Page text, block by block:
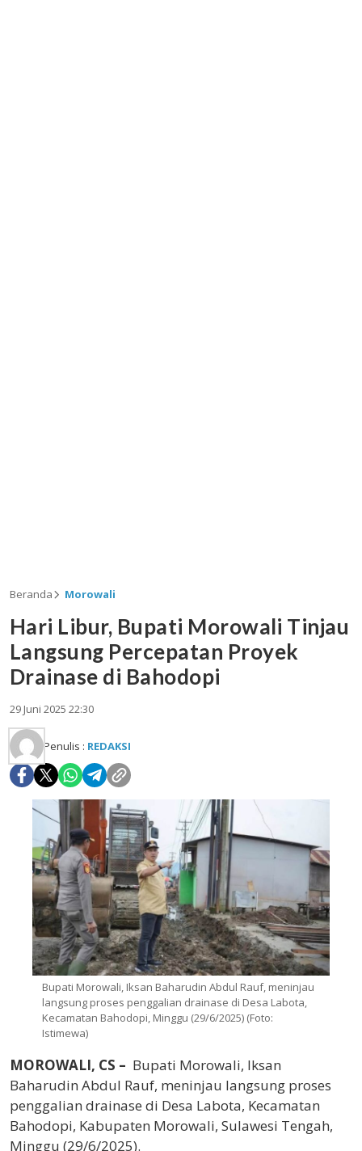
Beranda Morowali
Hari Libur, Bupati Morowali Tinjau
Langsung Percepatan Proyek
Drainase di Bahodopi
29 Juni 2025 22:30
Penulis : REDAKSI
Bupati Morowali, Iksan Baharudin Abdul Rauf, meninjau
langsung proses penggalian drainase di Desa Labota,
Kecamatan Bahodopi, Minggu (29/6/2025) (Foto:
Istimewa)
MOROWALI, CS – Bupati Morowali, Iksan
Baharudin Abdul Rauf, meninjau langsung proses
penggalian drainase di Desa Labota, Kecamatan
Bahodopi, Kabupaten Morowali, Sulawesi Tengah,
Minggu (29/6/2025).